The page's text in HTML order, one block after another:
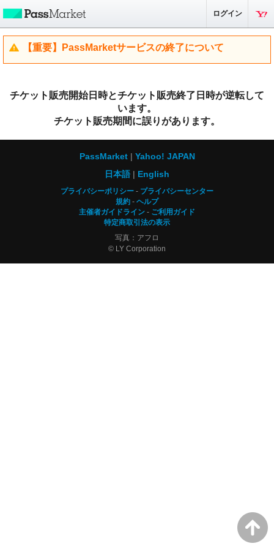
ログイン
【重要】PassMarketサービスの終了について
チケット販売開始日時とチケット販売終了日時が逆転して
います。
チケット販売期間に誤りがあります。
PassMarket
Yahoo! JAPAN
日本語
English
プライバシーポリシー
プライバシーセンター
規約
ヘルプ
主催者ガイドライン
ご利用ガイド
特定商取引法の表示
写真：アフロ
© LY Corporation